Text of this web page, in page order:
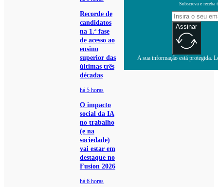
Recorde de
candidatos
na 1.ª fase
de acesso ao
ensino
superior das
últimas três
décadas
há 5 horas
O impacto
social da IA
no trabalho
(e na
sociedade)
vai estar em
destaque no
Fusion 2026
há 6 horas
Subscreva e receba
Assinar
A sua informação está protegida.